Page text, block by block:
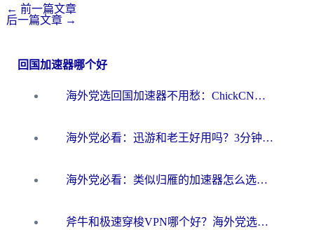
← 前一篇文章
后一篇文章 →
回国加速器哪个好
海外党选回国加速器不用愁：ChickCN和洞见哪个好？一篇搞定所有疑问
海外党必看：迅游和老王好用吗？3分钟选对加速国内网络的加速器
海外党必看：类似归雁的加速器怎么选？一篇搞定无缝访问国内资源
斧牛和极速穿梭VPN哪个好？海外党选回国加速器必看的真实对比与避坑指南